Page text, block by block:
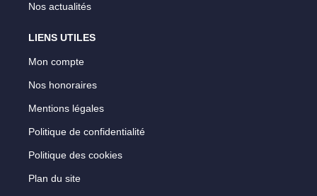
Nos actualités
LIENS UTILES
Mon compte
Nos honoraires
Mentions légales
Politique de confidentialité
Politique des cookies
Plan du site